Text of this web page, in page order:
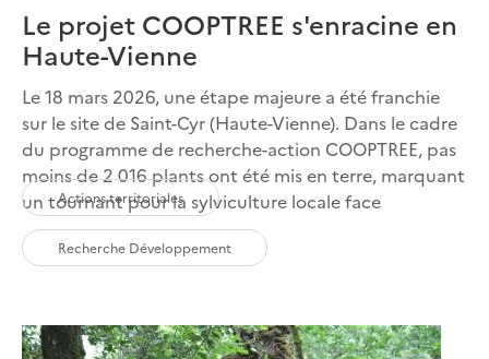
Le projet COOPTREE s'enracine en
Haute-Vienne
Le 18 mars 2026, une étape majeure a été franchie
sur le site de Saint-Cyr (Haute-Vienne). Dans le cadre
du programme de recherche-action COOPTREE, pas
moins de 2 016 plants ont été mis en terre, marquant
un tournant pour la sylviculture locale face
Actions territoriales
Recherche Développement